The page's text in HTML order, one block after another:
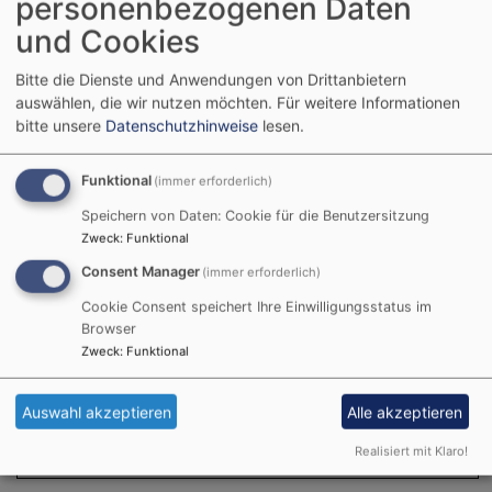
Startseite Elternbeirat
Elternbeirat
Unser Elternbeirat
2025 / 2026
Jessica Bauer
Klara Fäth
Annika Schleusener
Julika Scholz
personenbezogenen Daten
und Cookies
Bitte die Dienste und Anwendungen von Drittanbietern
auswählen, die wir nutzen möchten. Für weitere Informationen
bitte unsere Datenschutzhinweise lesen.
Funktional (immer erforderlich)
Speichern von Daten: Cookie für die Benutzersitzung
Zweck: Funktional
Consent Manager (immer erforderlich)
Cookie Consent speichert Ihre Einwilligungsstatus im
Browser
Zweck: Funktional
Auswahl akzeptieren Alle akzeptieren
Realisiert mit Klaro!